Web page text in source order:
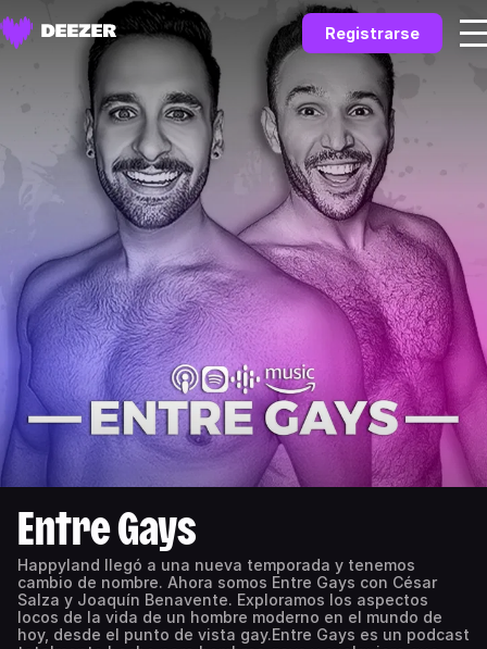
Registrarse
Entre Gays
Happyland llegó a una nueva temporada y tenemos
cambio de nombre. Ahora somos Entre Gays con César
Salza y Joaquín Benavente. Exploramos los aspectos
locos de la vida de un hombre moderno en el mundo de
hoy, desde el punto de vista gay.Entre Gays es un podcast